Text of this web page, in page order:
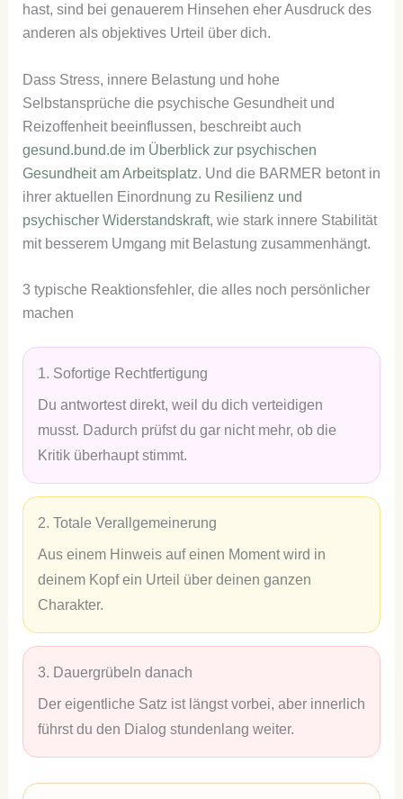
hast, sind bei genauerem Hinsehen eher Ausdruck des
anderen als objektives Urteil über dich.
Dass Stress, innere Belastung und hohe
Selbstansprüche die psychische Gesundheit und
Reizoffenheit beeinflussen, beschreibt auch
gesund.bund.de im Überblick zur psychischen
Gesundheit am Arbeitsplatz. Und die BARMER betont in
ihrer aktuellen Einordnung zu Resilienz und
psychischer Widerstandskraft, wie stark innere Stabilität
mit besserem Umgang mit Belastung zusammenhängt.
3 typische Reaktionsfehler, die alles noch persönlicher
machen
1. Sofortige Rechtfertigung
Du antwortest direkt, weil du dich verteidigen
musst. Dadurch prüfst du gar nicht mehr, ob die
Kritik überhaupt stimmt.
2. Totale Verallgemeinerung
Aus einem Hinweis auf einen Moment wird in
deinem Kopf ein Urteil über deinen ganzen
Charakter.
3. Dauergrübeln danach
Der eigentliche Satz ist längst vorbei, aber innerlich
führst du den Dialog stundenlang weiter.